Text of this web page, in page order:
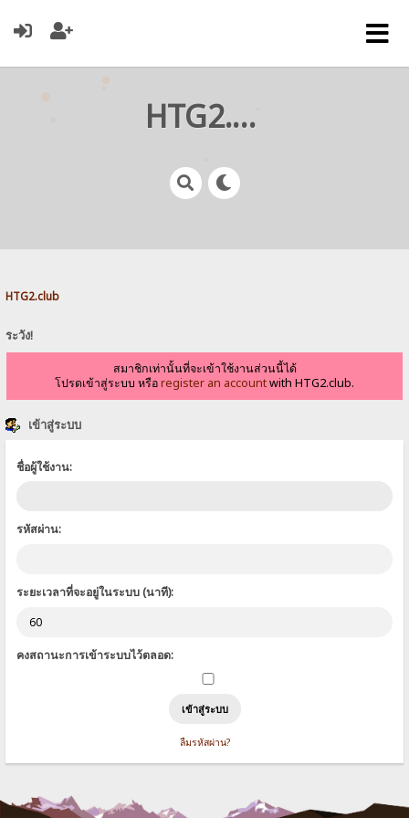
HTG2.club
HTG2.club
ระวัง!
สมาชิกเท่านั้นที่จะเข้าใช้งานส่วนนี้ได้
โปรดเข้าสู่ระบบ หรือregister an accountwith HTG2.club.
เข้าสู่ระบบ
ชื่อผู้ใช้งาน:
รหัสผ่าน:
ระยะเวลาที่จะอยู่ในระบบ (นาที):
คงสถานะการเข้าระบบไว้ตลอด:
ลืมรหัสผ่าน?